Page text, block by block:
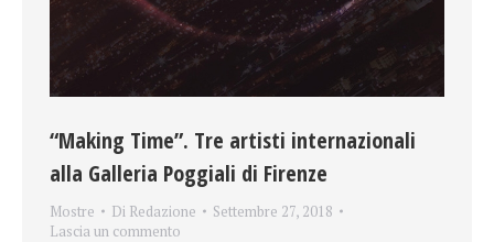
“Making Time”. Tre artisti internazionali
alla Galleria Poggiali di Firenze
Mostre Di Redazione
Settembre 27, 2018
Lascia un commento